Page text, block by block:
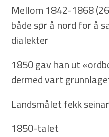
Mellom 1842-1868
både sør å nord for å
dialekter
1850 gav han ut
dermed vart
Landsmålet fekk
1850-talet